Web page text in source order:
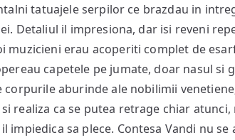
tatuajele serpilor ce brazdau in
Detaliul il impresiona, dar isi reveni
muzicieni erau acoperiti complet de
capetele pe jumate, doar nasul si
corpurile aburinde ale nobilimii
realiza ca se putea retrage chiar
impiedica sa plece. Contesa Vandi nu